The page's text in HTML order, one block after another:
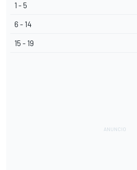
1 - 5
6 - 14
15 - 19